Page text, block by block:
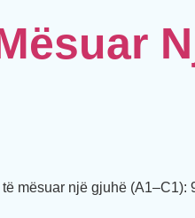
mësuar një gjuhë